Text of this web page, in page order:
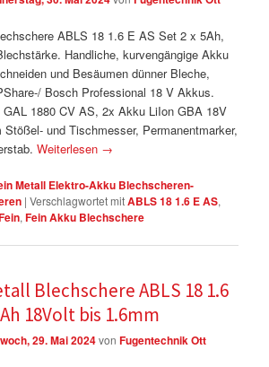
ABLS 18 1.6 E AS Set 2 x 5Ah,
Handliche, kurvengängige Akku
und Besäumen dünner Bleche,
Bosch Professional 18 V Akkus.
GAL 1880 CV AS, 2x Akku LiIon GBA 18V
und Tischmesser, Permanentmarker,
Weiterlesen →
Metall Elektro-Akku Blechscheren-
|Verschlagwortet mitABLS 18 1.6 E AS,
,Fein Akku Blechschere
Blechschere ABLS 18 1.6
18Volt bis 1.6mm
29. Mai 2024vonFugentechnik Ott